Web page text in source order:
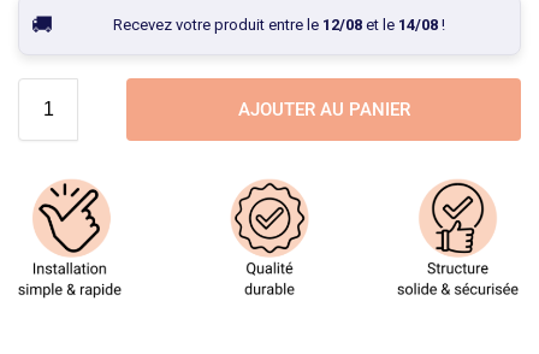
Recevez votre produit entre le 12/08et le 14/08!
AJOUTER AU PANIER